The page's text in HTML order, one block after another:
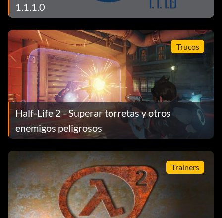
1.1.1.0
Trucos
Half-Life 2 - Superar torretas y otros
enemigos peligrosos
Trainers